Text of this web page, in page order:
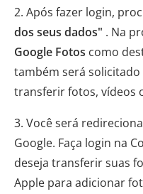
2. Após fazer login,
dos seus dados" . Na
Google Fotos como
também será solicitado
transferir fotos, vídeos
3. Você será
Google. Faça login na
deseja transferir suas
Apple para adicionar